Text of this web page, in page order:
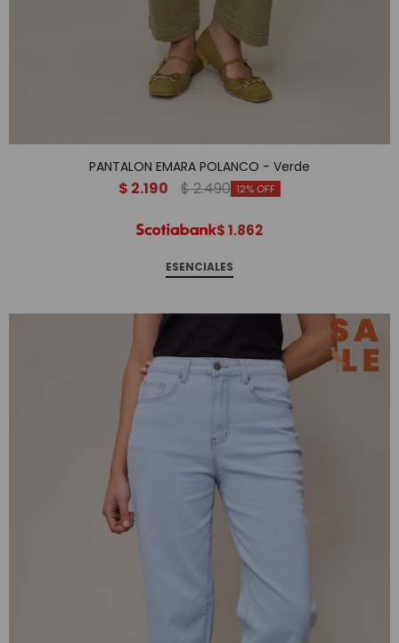
PANTALON EMARA POLANCO - Verde
$ 2.190 $2.490 12
$1.862
ESENCIALES